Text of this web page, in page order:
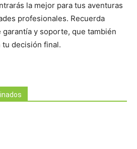
la mejor para tus aventuras
profesionales. Recuerda
y soporte, que también
tu decisión final.